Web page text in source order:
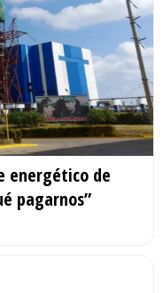
energético de
pagarnos”